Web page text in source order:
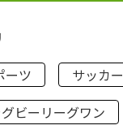
ーツ
サッカー
ビーリーグワン